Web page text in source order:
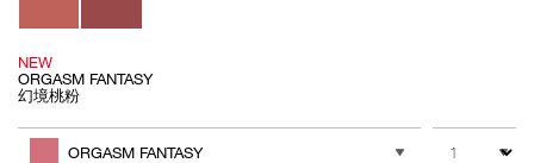
NEW
ORGASM FANTASY
幻境桃粉
to
cart
Actions
其他色系
ORGASM FANTASY
數量